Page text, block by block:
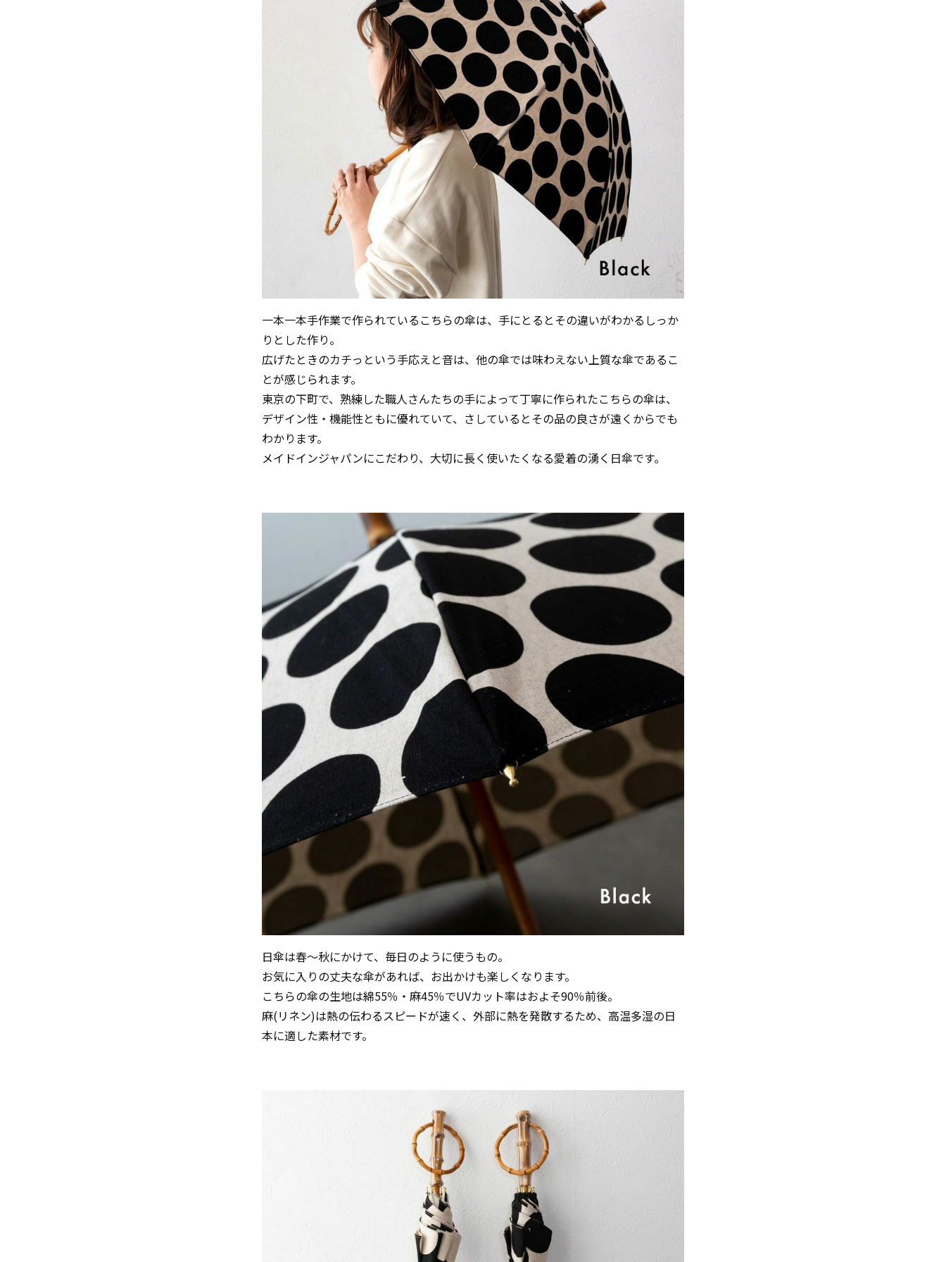
一本一本手作業で作られているこちらの傘は、手にとるとその違いがわかるしっか
りとした作り。
広げたときのカチっという手応えと音は、他の傘では味わえない上質な傘であるこ
とが感じられます。
東京の下町で、熟練した職人さんたちの手によって丁寧に作られたこちらの傘は、
デザイン性・機能性ともに優れていて、さしているとその品の良さが遠くからでも
わかります。
メイドインジャパンにこだわり、大切に長く使いたくなる愛着の湧く日傘です。
日傘は春～秋にかけて、毎日のように使うもの。
お気に入りの丈夫な傘があれば、お出かけも楽しくなります。
こちらの傘の生地は綿55％・麻45％でUVカット率はおよそ90％前後。
麻(リネン)は熱の伝わるスピードが速く、外部に熱を発散するため、高温多湿の日
本に適した素材です。